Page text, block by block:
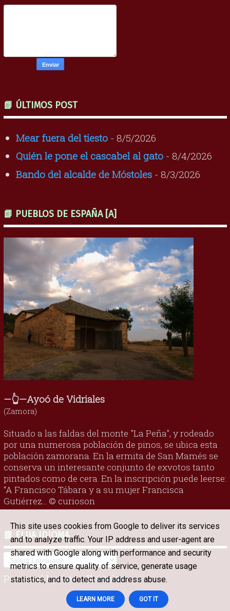
📗 ÚLTIMOS POST
Mear fuera del tiesto- 8/5/2026
Quién le pone el cascabel al gato- 8/4/2026
Bando del alcalde de Móstoles- 8/3/2026
📗 PUEBLOS DE ESPAÑA [A]
—👆—Ayoó de Vidriales
(Zamora)
Situado a las faldas del monte "La Peña", y rodeado
por una numerosa población de pinos, se ubica esta
población zamorana. En la ermita de San Mamés se
conserva un interesante conjunto de exvotos tanto
pintados como de cera. En la inscripción puede leerse:
“A Francisco Tábara y a su mujer Francisca
Gutiérrez... © curioson
📗 ELIJA IDIOMA
Powered by Translate
This site uses cookies from Google to deliver its services
and to analyze traffic. Your IP address and user-agent are
shared with Google along with performance and security
metrics to ensure quality of service, generate usage
statistics, and to detect and address abuse.
LEARN MORE GOT IT